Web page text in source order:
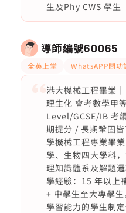
生及Phy CWS 學生
導師編號60065
全英上堂 WhatsAPP問功
港大機械工程畢業
理生化 會考數學甲
Level/GCSE/IB 考
期提分 / 長期鞏固
學機械工程專業畢
學、生物四大學科
理知識體系及解題
學經驗：15 年以上
+ 中學生至大專學
學習能力的學生制